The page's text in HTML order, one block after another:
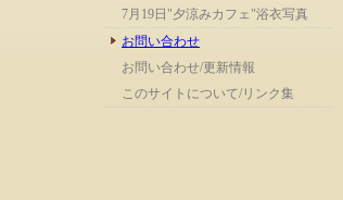
7月19日"夕涼みカフェ"浴衣写真
お問い合わせ
お問い合わせ/更新情報
このサイトについて/リンク集